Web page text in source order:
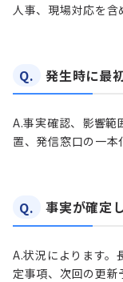
人事、現場対応を含
Q. 発生時に最
A.事実確認、影響範
置、発信窓口の一本
Q. 事実が確定
A.状況によります。
定事項、次回の更